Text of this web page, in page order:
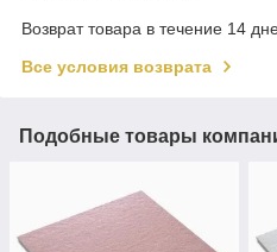
Возврат товара в течение 14
Все условия возврата
Подобные товары